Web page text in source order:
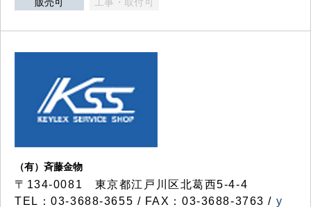
（有）斉藤金物
〒134-0081 東京都江戸川区北葛西5-4-4
TEL：03-3688-3655 / FAX：03-3688-3763 / y